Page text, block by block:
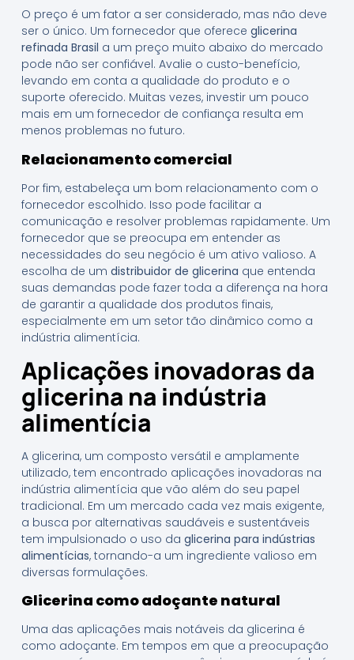
O preço é um fator a ser considerado, mas não deve
ser o único. Um fornecedor que oferece glicerina
refinada Brasil a um preço muito abaixo do mercado
pode não ser confiável. Avalie o custo-benefício,
levando em conta a qualidade do produto e o
suporte oferecido. Muitas vezes, investir um pouco
mais em um fornecedor de confiança resulta em
menos problemas no futuro.
Relacionamento comercial
Por fim, estabeleça um bom relacionamento com o
fornecedor escolhido. Isso pode facilitar a
comunicação e resolver problemas rapidamente. Um
fornecedor que se preocupa em entender as
necessidades do seu negócio é um ativo valioso. A
escolha de um distribuidor de glicerina que entenda
suas demandas pode fazer toda a diferença na hora
de garantir a qualidade dos produtos finais,
especialmente em um setor tão dinâmico como a
indústria alimentícia.
Aplicações inovadoras da
glicerina na indústria
alimentícia
A glicerina, um composto versátil e amplamente
utilizado, tem encontrado aplicações inovadoras na
indústria alimentícia que vão além do seu papel
tradicional. Em um mercado cada vez mais exigente,
a busca por alternativas saudáveis e sustentáveis
tem impulsionado o uso da glicerina para indústrias
alimentícias, tornando-a um ingrediente valioso em
diversas formulações.
Glicerina como adoçante natural
Uma das aplicações mais notáveis da glicerina é
como adoçante. Em tempos em que a preocupação